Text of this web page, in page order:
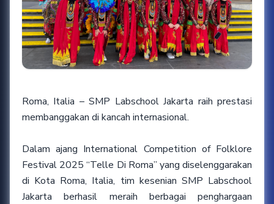
Roma, Italia – SMP Labschool Jakarta raih prestasi
membanggakan di kancah internasional.
Dalam ajang International Competition of Folklore
Festival 2025 “Telle Di Roma” yang diselenggarakan
di Kota Roma, Italia, tim kesenian SMP Labschool
Jakarta berhasil meraih berbagai penghargaan